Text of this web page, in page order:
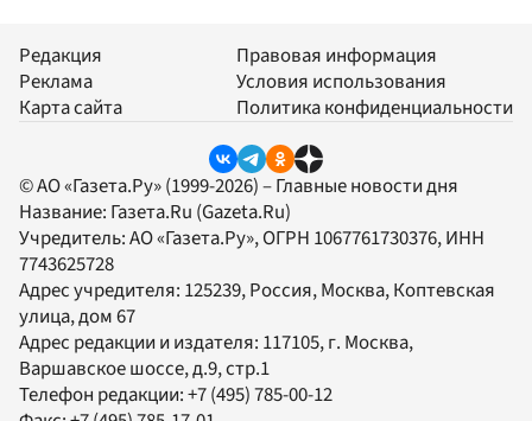
Редакция
Реклама
Карта сайта
Правовая информация
Условия использования
Политика конфиденциальности
© АО «Газета.Ру» (1999-2026) – Главные новости дня
Название: Газета.Ru (Gazeta.Ru)
Учредитель:АО «Газета.Ру», ОГРН 1067761730376, ИНН
7743625728
Адрес учредителя: 125239, Россия, Москва, Коптевская
улица, дом 67
Адрес редакции и издателя: 117105, г. Москва,
Варшавское шоссе, д.9, стр.1
Телефон редакции:+7 (495) 785-00-12